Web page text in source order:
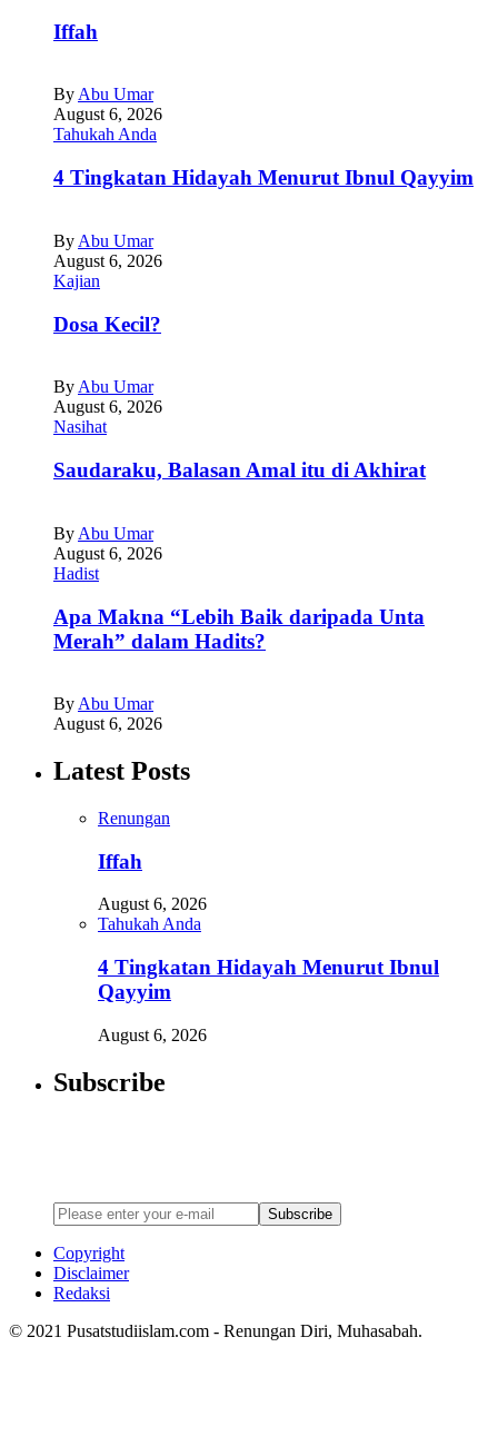
Iffah
ByAbu Umar
August 6, 2026
Tahukah Anda
4 Tingkatan Hidayah Menurut Ibnul Qayyim
By Abu Umar
August 6, 2026
Kajian
Dosa Kecil?
By Abu Umar
August 6, 2026
Nasihat
Saudaraku, Balasan Amal itu di Akhirat
By Abu Umar
August 6, 2026
Hadist
Apa Makna “Lebih Baik daripada Unta
Merah” dalam Hadits?
By Abu Umar
August 6, 2026
Latest Posts
Renungan
Iffah
August 6, 2026
Tahukah Anda
4 Tingkatan Hidayah Menurut Ibnul
Qayyim
August 6, 2026
Subscribe
Subscribe
Copyright
Disclaimer
Redaksi
© 2021 Pusatstudiislam.com - Renungan Diri, Muhasabah.